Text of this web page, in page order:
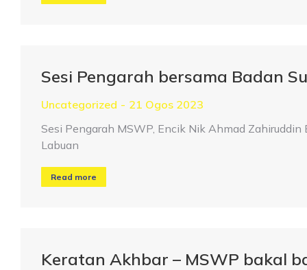
Sesi Pengarah bersama Badan
Uncategorized
21 Ogos 2023
Sesi Pengarah MSWP, Encik Nik Ahmad
Labuan
Read more
Keratan Akhbar – MSWP bakal